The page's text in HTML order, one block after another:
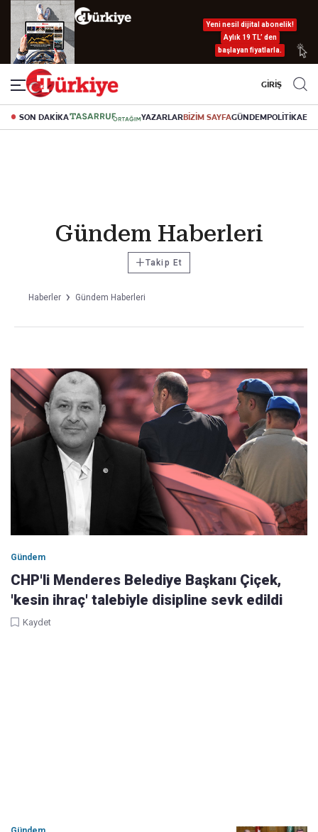
Yeni nesil dijital abonelik!
Aylık 19 TL’ den
başlayan fiyatlarla.
GİRİŞ
SON DAKİKA YAZARLARBİZİM SAYFAGÜNDEMPOLİTİKA
Gündem Haberleri
+Takip Et
Haberler Gündem Haberleri
Gündem
CHP'li Menderes Belediye Başkanı Çiçek,
'kesin ihraç' talebiyle disipline sevk edildi
Kaydet